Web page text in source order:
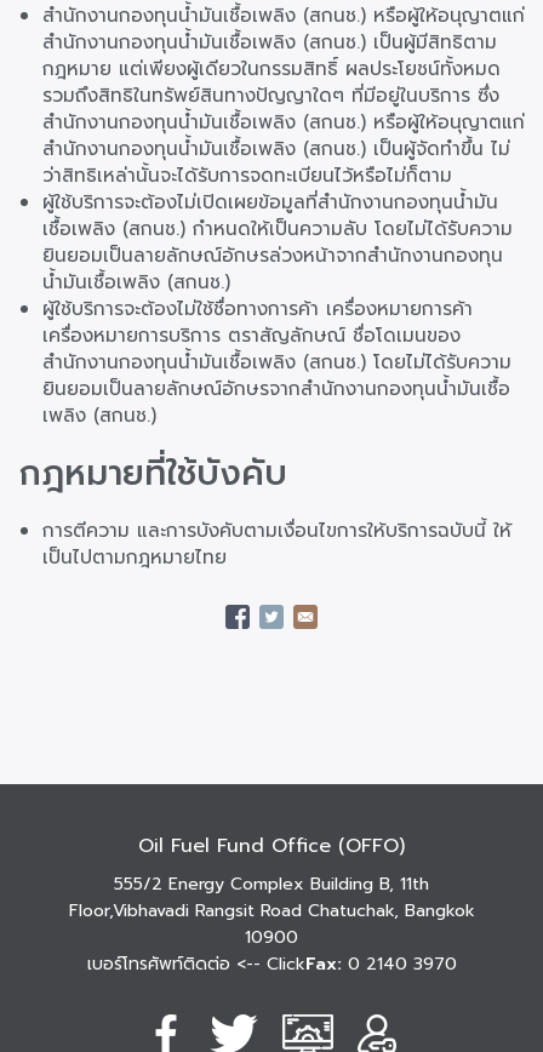
สำนักงานกองทุนน้ำมันเชื้อเพลิง (สกนช.) หรือผู้ให้อนุญาตแก่
สำนักงานกองทุนน้ำมันเชื้อเพลิง (สกนช.) เป็นผู้มีสิทธิตาม
กฎหมาย แต่เพียงผู้เดียวในกรรมสิทธิ์ ผลประโยชน์ทั้งหมด
รวมถึงสิทธิในทรัพย์สินทางปัญญาใดๆ ที่มีอยู่ในบริการ ซึ่ง
สำนักงานกองทุนน้ำมันเชื้อเพลิง (สกนช.) หรือผู้ให้อนุญาตแก่
สำนักงานกองทุนน้ำมันเชื้อเพลิง (สกนช.) เป็นผู้จัดทำขึ้น ไม่
ว่าสิทธิเหล่านั้นจะได้รับการจดทะเบียนไว้หรือไม่ก็ตาม
ผู้ใช้บริการจะต้องไม่เปิดเผยข้อมูลที่สำนักงานกองทุนน้ำมัน
เชื้อเพลิง (สกนช.) กำหนดให้เป็นความลับ โดยไม่ได้รับความ
ยินยอมเป็นลายลักษณ์อักษรล่วงหน้าจากสำนักงานกองทุน
น้ำมันเชื้อเพลิง (สกนช.)
ผู้ใช้บริการจะต้องไม่ใช้ชื่อทางการค้า เครื่องหมายการค้า
เครื่องหมายการบริการ ตราสัญลักษณ์ ชื่อโดเมนของ
สำนักงานกองทุนน้ำมันเชื้อเพลิง (สกนช.) โดยไม่ได้รับความ
ยินยอมเป็นลายลักษณ์อักษรจากสำนักงานกองทุนน้ำมันเชื้อ
เพลิง (สกนช.)
กฎหมายที่ใช้บังคับ
การตีความ และการบังคับตามเงื่อนไขการให้บริการฉบับนี้ ให้
เป็นไปตามกฎหมายไทย
Oil Fuel Fund Office (OFFO)
555/2 Energy Complex Building B, 11th
Floor,Vibhavadi Rangsit Road Chatuchak, Bangkok
10900
เบอร์โทรศัพท์ติดต่อ <-- ClickFax: 0 2140 3970